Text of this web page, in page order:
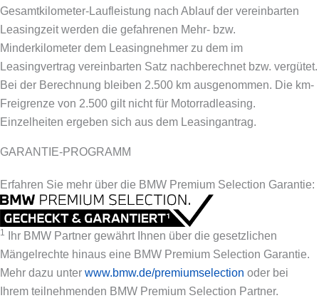
Gesamtkilometer-Laufleistung nach Ablauf der vereinbarten
Leasingzeit werden die gefahrenen Mehr- bzw.
Minderkilometer dem Leasingnehmer zu dem im
Leasingvertrag vereinbarten Satz nachberechnet bzw. vergütet.
Bei der Berechnung bleiben 2.500 km ausgenommen. Die km-
Freigrenze von 2.500 gilt nicht für Motorradleasing.
Einzelheiten ergeben sich aus dem Leasingantrag.
GARANTIE-PROGRAMM
Erfahren Sie mehr über die BMW Premium Selection Garantie:
1
Ihr BMW Partner gewährt Ihnen über die gesetzlichen
Mängelrechte hinaus eine BMW Premium Selection Garantie.
Mehr dazu unter www.bmw.de/premiumselection oder bei
Ihrem teilnehmenden BMW Premium Selection Partner.